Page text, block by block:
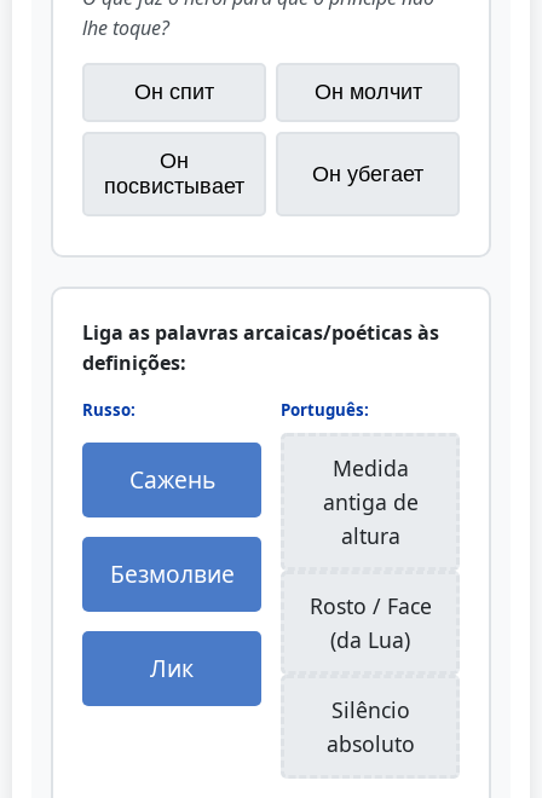
lhe toque?
Он спит Он молчит
Он
посвистывает
Он убегает
Liga as palavras arcaicas/poéticas às
definições:
Russo:
Сажень
Безмолвие
Лик
Português:
Medida
antiga de
altura
Rosto / Face
(da Lua)
Silêncio
absoluto